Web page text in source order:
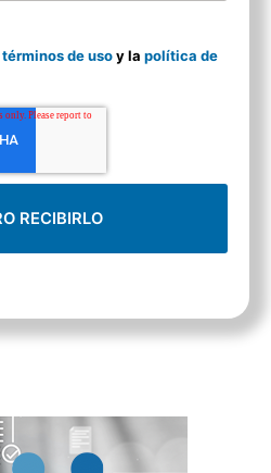
términos de usoy la política de